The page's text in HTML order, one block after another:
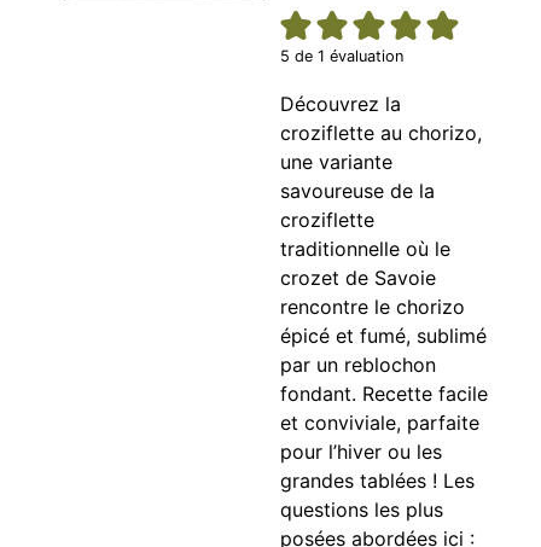
5 de 1 évaluation
Découvrez la
croziflette au chorizo,
une variante
savoureuse de la
croziflette
traditionnelle où le
crozet de Savoie
rencontre le chorizo
épicé et fumé, sublimé
par un reblochon
fondant. Recette facile
et conviviale, parfaite
pour l’hiver ou les
grandes tablées ! Les
questions les plus
posées abordées ici :